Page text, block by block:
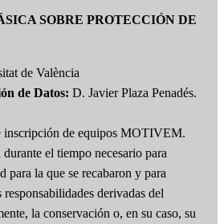
SOBRE PROTECCIÓN DE
de València
de Datos: D. Javier Plaza Penadés.
inscripción de equipos MOTIVEM.
durante el tiempo necesario para
para la que se recabaron y para
derivadas del
la conservación o, en su caso, su